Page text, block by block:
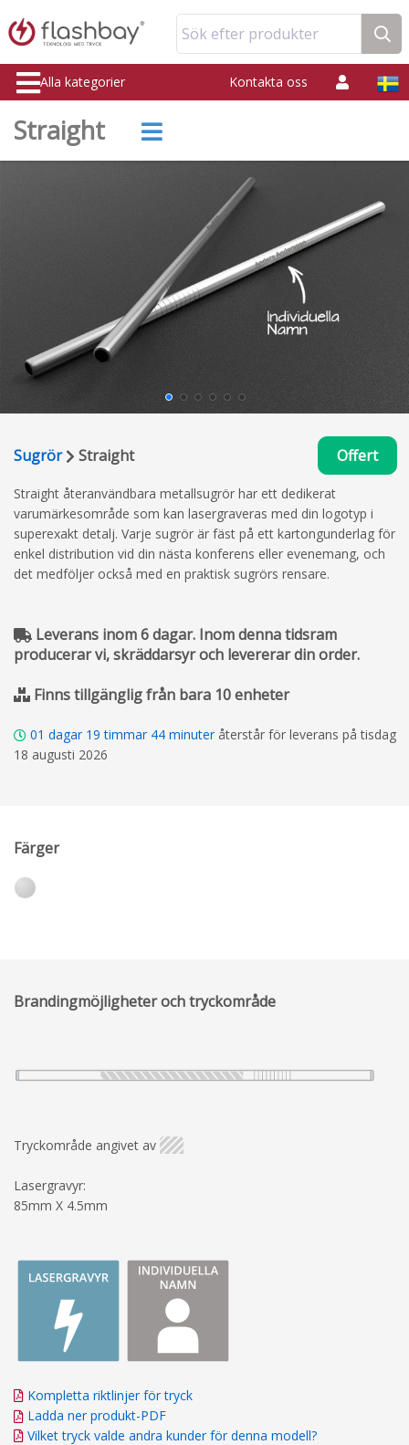
Sök efter produkter
Alla kategorier Kontakta oss
Straight
Sugrör Straight Offert
Straight återanvändbara metallsugrör har ett dedikerat
varumärkesområde som kan lasergraveras med din logotyp i
superexakt detalj. Varje sugrör är fäst på ett kartongunderlag för
enkel distribution vid din nästa konferens eller evenemang, och
det medföljer också med en praktisk sugrörs rensare.
Leverans inom 6 dagar. Inom denna tidsram
producerar vi, skräddarsyr och levererar din order.
Finns tillgänglig från bara 10 enheter
01 dagar 19 timmar 44 minuter återstår för leverans på tisdag
18 augusti 2026
Färger
Brandingmöjligheter och tryckområde
Tryckområde angivet av
Lasergravyr:
85mm X 4.5mm
Kompletta riktlinjer för tryck
Ladda ner produkt-PDF
Vilket tryck valde andra kunder för denna modell?